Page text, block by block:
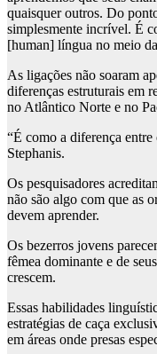
quaisquer outros. Do
simplesmente incrível. É
[human] língua no meio
As ligações não soaram
diferenças estruturais em
no Atlântico Norte e no
“É como a diferença
Stephanis.
Os pesquisadores
não são algo com que as
devem aprender.
Os bezerros jovens
fêmea dominante e de
crescem.
Essas habilidades
estratégias de caça
em áreas onde presas